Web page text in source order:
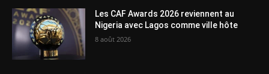
Les CAF Awards 2026 reviennent au
Nigeria avec Lagos comme ville hôte
8 août 2026